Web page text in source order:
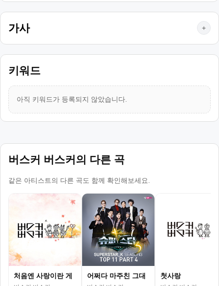
가사 +
키워드
아직 키워드가 등록되지 않았습니다.
버스커 버스커의 다른 곡
같은 아티스트의 다른 곡도 함께 확인해보세요.
처음엔 사랑이란 게 어쩌다 마주친 그대 첫사랑